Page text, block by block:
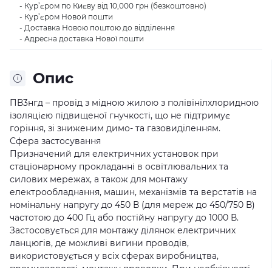
Опис
ПВ3нгд – провід з мідною жилою з полівінілхлоридною
ізоляцією підвищеної гнучкості, що не підтримує
горіння, зі зниженим димо- та газовиділенням.
Сфера застосування
Призначений для електричних установок при
стаціонарному прокладанні в освітлювальних та
силових мережах, а також для монтажу
електрообладнання, машин, механізмів та верстатів на
номінальну напругу до 450 В (для мереж до 450/750 В)
частотою до 400 Гц або постійну напругу до 1000 В.
Застосовується для монтажу ділянок електричних
ланцюгів, де можливі вигини проводів,
використовується у всіх сферах виробництва,
- Кур’єром по Києву від 10,000 грн (безкоштовно)
- Кур’єром Новой пошти
- Доставка Новою поштою до відділення
- Адресна доставка Нової пошти